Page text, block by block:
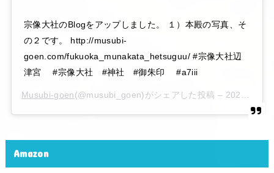
宗像大社のBlogをアップしました。 １）本殿の写真、そ
の２です。 http://musubi-
goen.com/fukuoka_munakata_hetsuguu/ #宗像大社辺
津宮 #宗像大社 #神社 #御朱印 #a7iii
Musubi-goen(@musubi_goen)がシェアした投稿 – 2020年 6月月6日午後10時15分PDT
Amazon